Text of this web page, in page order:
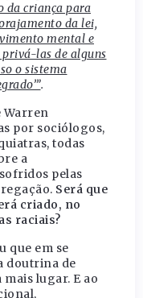
da criança para
da lei,
mental e
privá-las de alguns
o sistema
.
Warren
por sociólogos,
todas
a
pelas
Será que
criado, no
raciais?
que em se
doutrina de
lugar. E ao